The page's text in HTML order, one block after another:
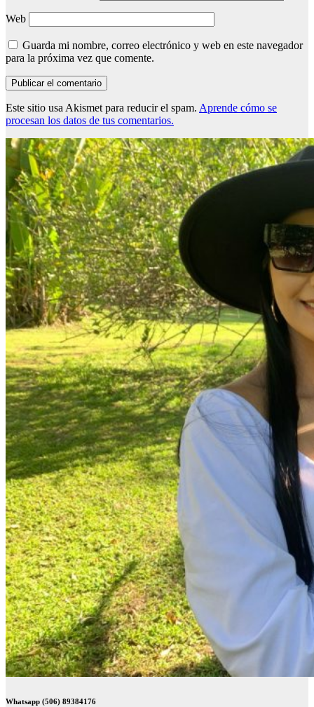
Web
Guarda mi nombre, correo electrónico y web en este navegador
para la próxima vez que comente.
Este sitio usa Akismet para reducir el spam. Aprende cómo se
procesan los datos de tus comentarios.
Whatsapp (506) 89384176